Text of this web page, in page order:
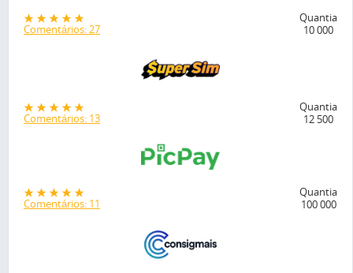
Comentários: 27
Quantia
10 000
Comentários: 13
Quantia
12 500
Comentários: 11
Quantia
100 000